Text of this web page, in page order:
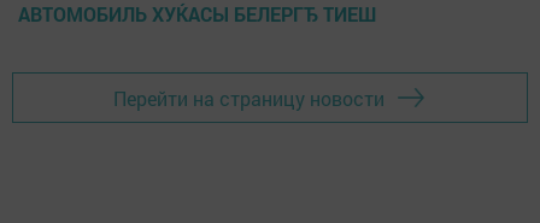
АВТОМОБИЛЬ ХУЌАСЫ БЕЛЕРГЂ ТИЕШ
Перейти на страницу новости